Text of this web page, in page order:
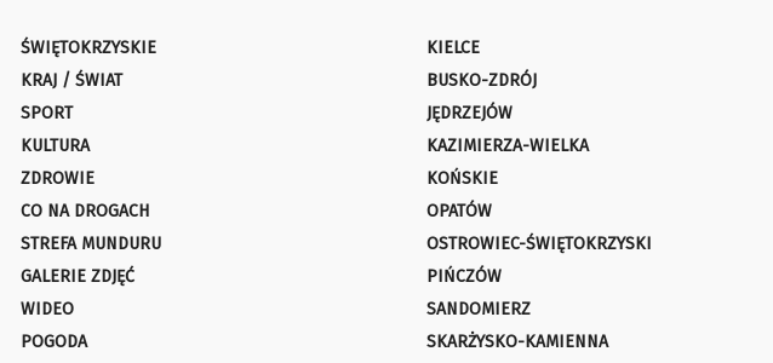
ŚWIĘTOKRZYSKIE
KRAJ / ŚWIAT
SPORT
KULTURA
ZDROWIE
CO NA DROGACH
STREFA MUNDURU
GALERIE ZDJĘĆ
WIDEO
POGODA
KIELCE
BUSKO-ZDRÓJ
JĘDRZEJÓW
KAZIMIERZA-WIELKA
KOŃSKIE
OPATÓW
OSTROWIEC-ŚWIĘTOKRZYSKI
PIŃCZÓW
SANDOMIERZ
SKARŻYSKO-KAMIENNA